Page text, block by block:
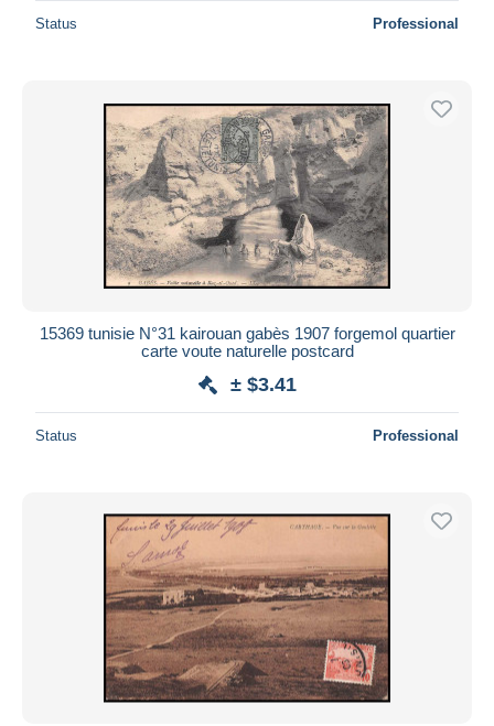
Status Professional
15369 tunisie N°31 kairouan gabès 1907 forgemol quartier
carte voute naturelle postcard
± $3.41
Status Professional